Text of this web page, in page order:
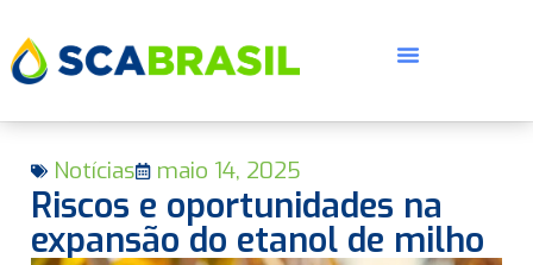
Notícias maio 14, 2025
Riscos e oportunidades na
expansão do etanol de milho